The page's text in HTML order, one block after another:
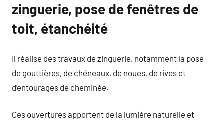
zinguerie, pose de fenêtres de
toit, étanchéité
Il réalise des travaux de zinguerie, notamment la pose
de gouttières, de chéneaux, de noues, de rives et
d’entourages de cheminée.
Ces ouvertures apportent de la lumière naturelle et